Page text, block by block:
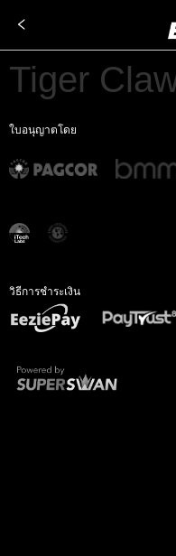
Tiger
ใบอนุญาตโดย
วิธีการชำระเงิน